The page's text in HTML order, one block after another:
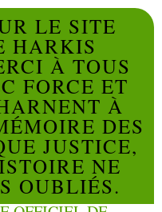
LE SITE
HARKIS
À TOUS
FORCE ET
À
DES
JUSTICE,
NE
OUBLIÉS.